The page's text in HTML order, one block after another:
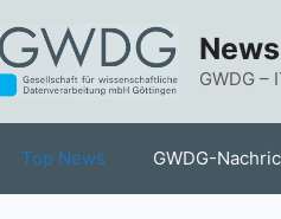
News
GWDG –
Top News GWDG-